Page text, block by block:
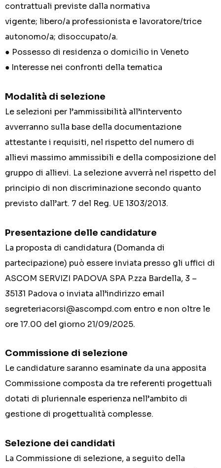
contrattuali previste dalla normativa
vigente; libero/a professionista e lavoratore/trice
autonomo/a; disoccupato/a.
● Possesso di residenza o domicilio in Veneto
● Interesse nei confronti della tematica
Modalità di selezione
Le selezioni per l’ammissibilità all’intervento
avverranno sulla base della documentazione
attestante i requisiti, nel rispetto del numero di
allievi massimo ammissibili e della composizione del
gruppo di allievi. La selezione avverrà nel rispetto del
principio di non discriminazione secondo quanto
previsto dall’art. 7 del Reg. UE 1303/2013.
Presentazione delle candidature
La proposta di candidatura (Domanda di
partecipazione) può essere inviata presso gli uffici di
ASCOM SERVIZI PADOVA SPA P.zza Bardella, 3 –
35131 Padova o inviata all’indirizzo email
segreteriacorsi@ascompd.com entro e non oltre le
ore 17.00 del giorno 21/09/2025.
Commissione di selezione
Le candidature saranno esaminate da una apposita
Commissione composta da tre referenti progettuali
dotati di pluriennale esperienza nell’ambito di
gestione di progettualità complesse.
Selezione dei candidati
La Commissione di selezione, a seguito della